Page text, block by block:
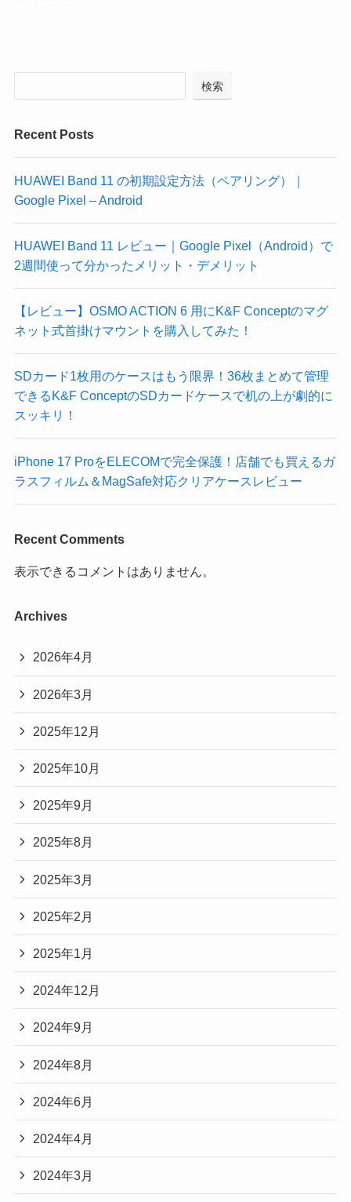
検索
Recent Posts
HUAWEI Band 11 の初期設定方法（ペアリング）｜
Google Pixel – Android
HUAWEI Band 11 レビュー｜Google Pixel（Android）で
2週間使って分かったメリット・デメリット
【レビュー】OSMO ACTION 6 用にK&F Conceptのマグ
ネット式首掛けマウントを購入してみた！
SDカード1枚用のケースはもう限界！36枚まとめて管理
できるK&F ConceptのSDカードケースで机の上が劇的に
スッキリ！
iPhone 17 ProをELECOMで完全保護！店舗でも買えるガ
ラスフィルム＆MagSafe対応クリアケースレビュー
Recent Comments
表示できるコメントはありません。
Archives
2026年4月
2026年3月
2025年12月
2025年10月
2025年9月
2025年8月
2025年3月
2025年2月
2025年1月
2024年12月
2024年9月
2024年8月
2024年6月
2024年4月
2024年3月